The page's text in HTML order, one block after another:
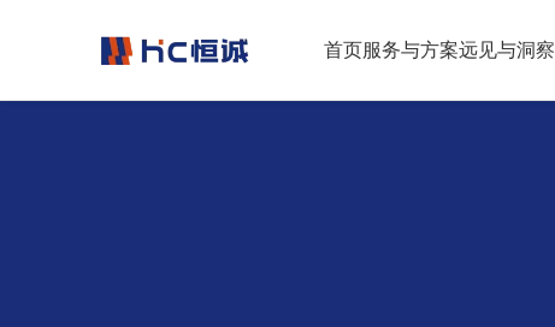
首页服务与方案远见与洞察